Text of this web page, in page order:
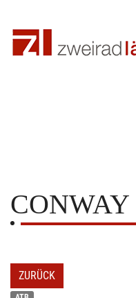
CONWAY
ZURÜCK